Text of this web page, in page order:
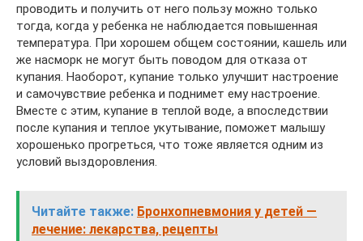
проводить и получить от него пользу можно только
тогда, когда у ребенка не наблюдается повышенная
температура. При хорошем общем состоянии, кашель или
же насморк не могут быть поводом для отказа от
купания. Наоборот, купание только улучшит настроение
и самочувствие ребенка и поднимет ему настроение.
Вместе с этим, купание в теплой воде, а впоследствии
после купания и теплое укутывание, поможет малышу
хорошенько прогреться, что тоже является одним из
условий выздоровления.
Читайте также: Бронхопневмония у детей —
лечение: лекарства, рецепты